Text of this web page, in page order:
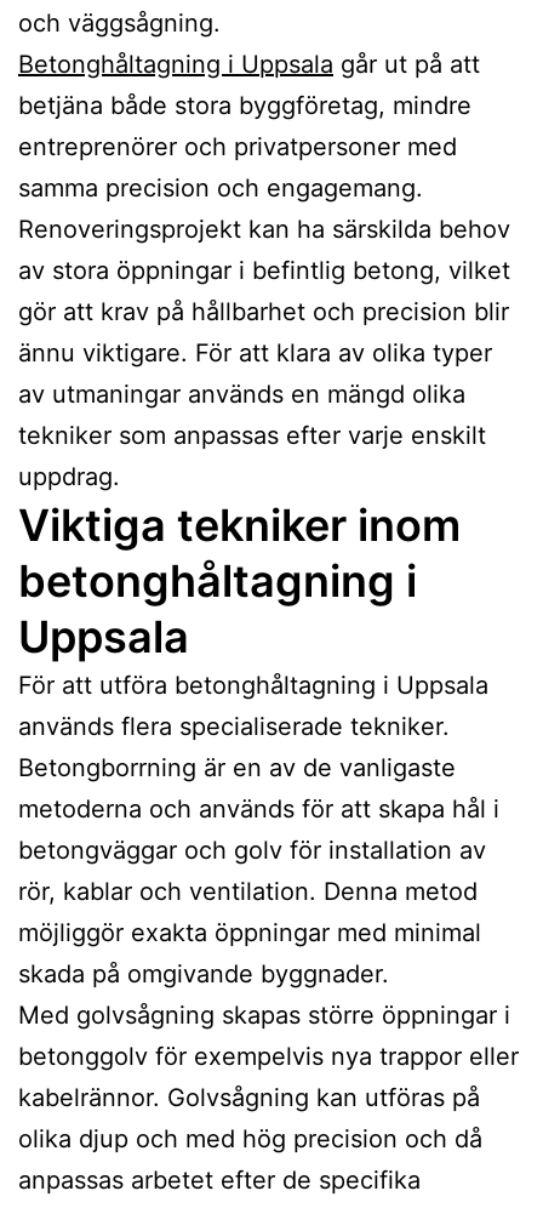
och väggsågning.
Betonghåltagning i Uppsala går ut på att
betjäna både stora byggföretag, mindre
entreprenörer och privatpersoner med
samma precision och engagemang.
Renoveringsprojekt kan ha särskilda behov
av stora öppningar i befintlig betong, vilket
gör att krav på hållbarhet och precision blir
ännu viktigare. För att klara av olika typer
av utmaningar används en mängd olika
tekniker som anpassas efter varje enskilt
uppdrag.
Viktiga tekniker inom
betonghåltagning i
Uppsala
För att utföra betonghåltagning i Uppsala
används flera specialiserade tekniker.
Betongborrning är en av de vanligaste
metoderna och används för att skapa hål i
betongväggar och golv för installation av
rör, kablar och ventilation. Denna metod
möjliggör exakta öppningar med minimal
skada på omgivande byggnader.
Med golvsågning skapas större öppningar i
betonggolv för exempelvis nya trappor eller
kabelrännor. Golvsågning kan utföras på
olika djup och med hög precision och då
anpassas arbetet efter de specifika